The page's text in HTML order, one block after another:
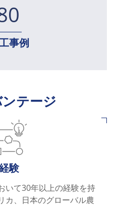
事例
テージ
験
いて30年以上の経験を持
カ、日本のグローバル農